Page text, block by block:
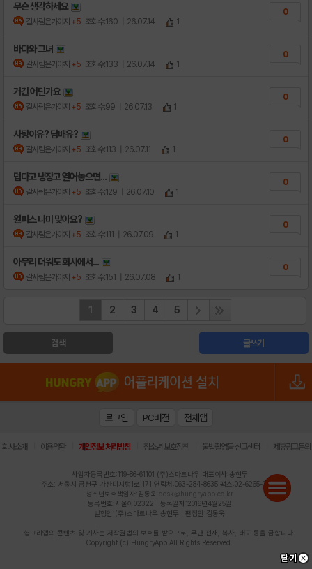
무슨 생각하세요
갈사람은가야지 +5 조회수:160 | 26.07.14 1
0
바다와 그녀
갈사람은가야지 +5 조회수:133 | 26.07.14 1
0
거긴 어딘가요
갈사람은가야지 +5 조회수:99 | 26.07.13 1
0
사탕이유? 담배유?
갈사람은가야지 +5 조회수:113 | 26.07.11 1
0
덥다고 냉장고 열어놓으면...
갈사람은가야지 +5 조회수:129 | 26.07.10 1
0
원피스 나미 맞아요?
갈사람은가야지 +5 조회수:111 | 26.07.09 1
0
아무리 더워도 회사에서...
갈사람은가야지 +5 조회수:151 | 26.07.08 1
0
1 2 3 4 5
검색 글쓰기
로그인 PC버전 전체앱
회사소개 이용약관 개인정보 처리방침 청소년 보호정책 불법촬영물 신고센터 제휴광고문의
사업자등록번호:119-86-61101 (주)스마트나우 대표이사:송현두
주소: 서울시 금천구 가산디지털1로 171 연락처:063-284-8635 팩스:02-6265-0377
청소년보호책임자:김동욱 desk@hungryapp.co.kr
등록번호:서울아02322 | 등록일자:2016년4월25일
발행인:(주)스마트나우 송현두 | 편집인:김동욱
헝그리앱의 콘텐츠 및 기사는 저작권법의 보호를 받으므로, 무단 전재, 복사, 배포 등을 금합니다.
Copyright (c) HungryApp All Rights Reserved.